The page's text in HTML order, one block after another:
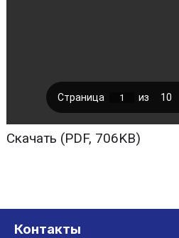
Скачать (PDF, 706KB)
Контакты